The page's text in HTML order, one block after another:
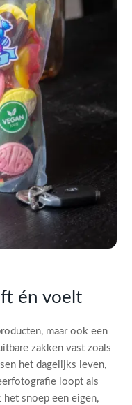
én voelt
maar ook een
zakken vast zoals
het dagelijks leven,
loopt als
snoep een eigen,